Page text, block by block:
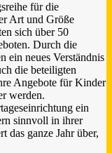
für die
Art und Größe
sich über 50
Durch die
ein neues Verständnis
die beteiligten
Angebote für Kinder
werden.
ein
sinnvoll in ihrer
das ganze Jahr über,